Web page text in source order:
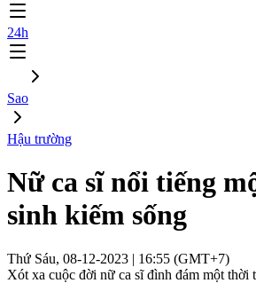
24h
Sao
Hậu trường
Nữ ca sĩ nổi tiếng
sinh kiếm sống
Thứ Sáu, 08-12-2023 | 16:55 (GMT+7)
Xót xa cuộc đời nữ ca sĩ đình đám một